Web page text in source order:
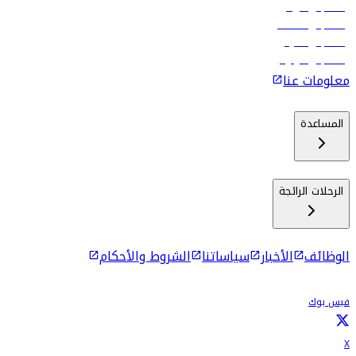
رحلات إلى الرياض
رحلات إلى مسقط
رحلات إلى ماليه
رحلات إلى كولومبو
معلومات عنا
المساعدة
الرحلات الرائجة
الوظائف الأخبار سياساتنا الشروط والأحكام
فيس بوك
X